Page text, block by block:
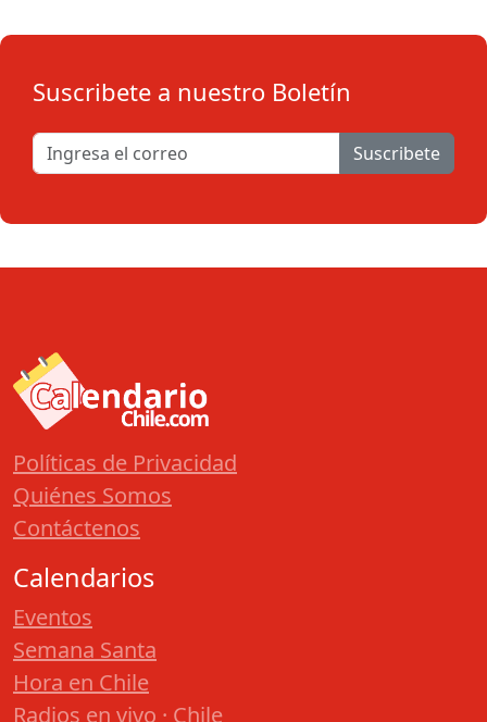
Suscribete a nuestro Boletín
Suscribete
Políticas de Privacidad
Quiénes Somos
Contáctenos
Calendarios
Eventos
Semana Santa
Hora en Chile
Radios en vivo · Chile